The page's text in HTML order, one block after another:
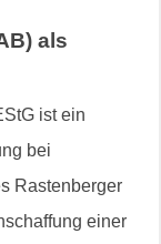
als
ist ein
bei
Rastenberger
einer